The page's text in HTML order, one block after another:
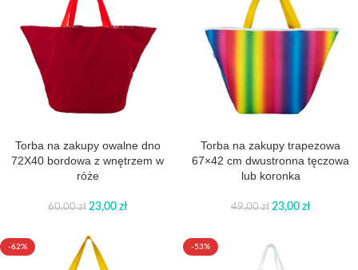
Torba na zakupy owalne dno
72X40 bordowa z wnętrzem w
róże
60,00zł 23,00 zł
Torba na zakupy trapezowa
67×42 cm dwustronna tęczowa
lub koronka
49,00zł 23,00 zł
-62% -53%